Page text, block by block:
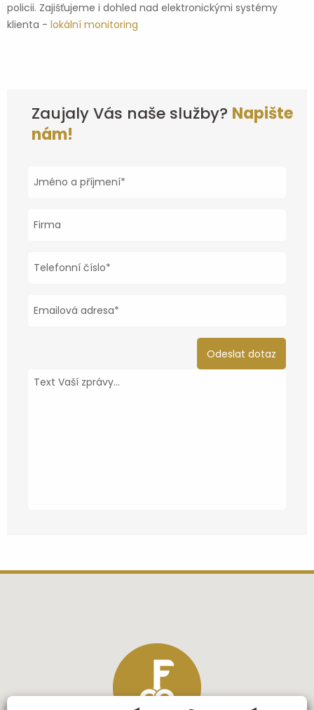
policii. Zajišťujeme i dohled nad elektronickými systémy
klienta - lokální monitoring
Zaujaly Vás naše služby? Napište
nám!